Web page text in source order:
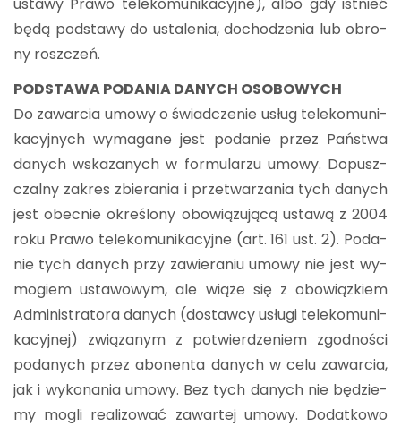
będą pod­sta­wy do usta­le­nia, do­cho­dze­nia lub obro­
ny rosz­czeń.
POD­STA­WA PO­DA­NIA DA­NYCH OSO­BO­WYCH
Do za­war­cia umowy o świad­cze­nie usług te­le­ko­mu­ni­
ka­cyj­nych wy­ma­ga­ne jest po­da­nie przez Pań­stwa
da­nych wska­za­nych w for­mu­la­rzu umowy. Do­pusz­
czal­ny za­kres zbie­ra­nia i prze­twa­rza­nia tych da­nych
jest obec­nie okre­ślo­ny obo­wią­zu­ją­cą usta­wą z 2004
roku Prawo te­le­ko­mu­ni­ka­cyj­ne (art. 161 ust. 2). Po­da­
nie tych da­nych przy za­wie­ra­niu umowy nie jest wy­
mo­giem usta­wo­wym, ale wiąże się z obo­wiąz­kiem
Ad­mi­ni­stra­to­ra da­nych (do­staw­cy usłu­gi te­le­ko­mu­ni­
ka­cyj­nej) zwią­za­nym z po­twier­dze­niem zgod­no­ści
po­da­nych przez abo­nen­ta da­nych w celu za­war­cia,
jak i wy­ko­na­nia umowy. Bez tych da­nych nie bę­dzie­
my mogli re­ali­zo­wać za­war­tej umowy. Do­dat­ko­wo